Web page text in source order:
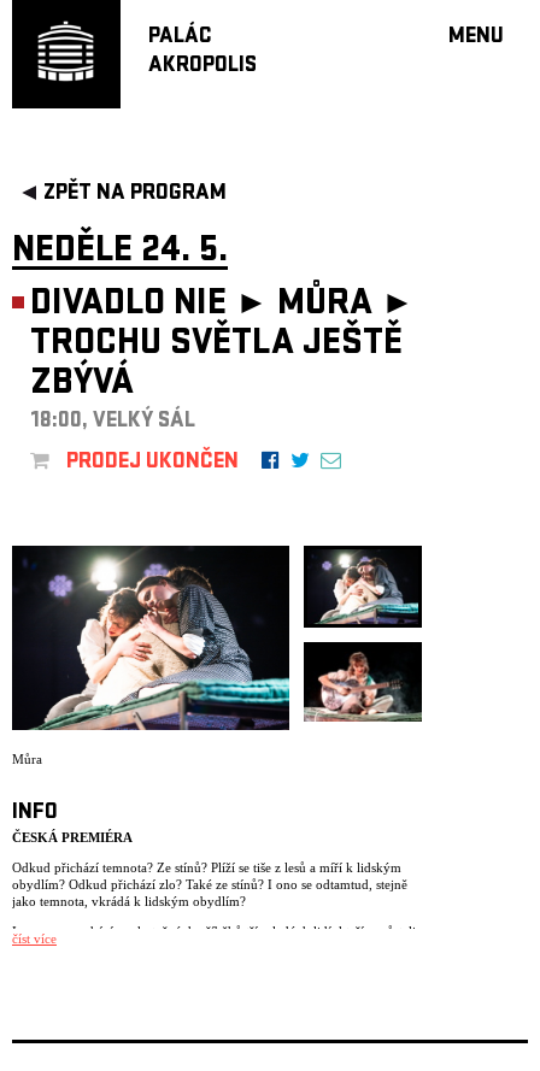
PALÁC
AKROPOLIS
MENU
ZPĚT NA PROGRAM
NEDĚLE 24. 5.
DIVADLO NIE ► MŮRA ►
TROCHU SVĚTLA JEŠTĚ
ZBÝVÁ
18:00, VELKÝ SÁL
PRODEJ UKONČEN
Můra
INFO
ČESKÁ PREMIÉRA
Odkud přichází temnota? Ze stínů? Plíží se tiše z lesů a míří k lidským
obydlím? Odkud přichází zlo? Také ze stínů? I ono se odtamtud, stejně
jako temnota, vkrádá k lidským obydlím?
Inscenace vychází ze skutečných příběhů tří mladých lidí, kteří vyrůstali
v Československu ve 30. letech 20. století. Vytvořili jsme ji jako vzkaz
cesta domů a šlo o dramatizaci krátké zprávy z novin. Chtěli jsme na
číst více